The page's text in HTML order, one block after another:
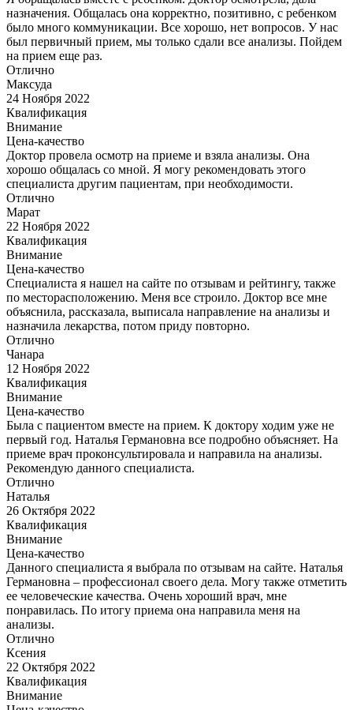
назначения. Общалась она корректно, позитивно, с ребенком
было много коммуникации. Все хорошо, нет вопросов. У нас
был первичный прием, мы только сдали все анализы. Пойдем
на прием еще раз.
Отлично
Максуда
24 Ноября 2022
Квалификация
Внимание
Цена-качество
Доктор провела осмотр на приеме и взяла анализы. Она
хорошо общалась со мной. Я могу рекомендовать этого
специалиста другим пациентам, при необходимости.
Отлично
Марат
22 Ноября 2022
Квалификация
Внимание
Цена-качество
Специалиста я нашел на сайте по отзывам и рейтингу, также
по месторасположению. Меня все строило. Доктор все мне
объяснила, рассказала, выписала направление на анализы и
назначила лекарства, потом приду повторно.
Отлично
Чанара
12 Ноября 2022
Квалификация
Внимание
Цена-качество
Была с пациентом вместе на прием. К доктору ходим уже не
первый год. Наталья Германовна все подробно объясняет. На
приеме врач проконсультировала и направила на анализы.
Рекомендую данного специалиста.
Отлично
Наталья
26 Октября 2022
Квалификация
Внимание
Цена-качество
Данного специалиста я выбрала по отзывам на сайте. Наталья
Германовна – профессионал своего дела. Могу также отметить
ее человеческие качества. Очень хороший врач, мне
понравилась. По итогу приема она направила меня на
анализы.
Отлично
Ксения
22 Октября 2022
Квалификация
Внимание